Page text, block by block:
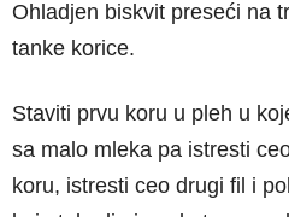
Ohladjen biskvit preseći na
tanke korice.
Staviti prvu koru u pleh u
sa malo mleka pa istresti
koru, istresti ceo drugi fil i